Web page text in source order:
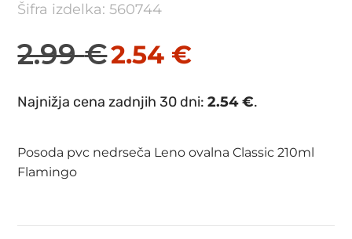
Šifra izdelka: 560744
2.99€
Izvirna
cena
2.99 €.
2.54 €
Trenutna
cena
Najnižja cena zadnjih 30 dni:2.54€.
Posoda pvc nedrseča Leno ovalna Classic 210ml
Flamingo